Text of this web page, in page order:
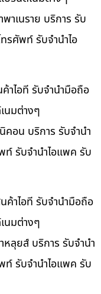
าเนราย บริการ รับ
รศัพท์ รับจำนำไอ
าไอที รับจำนำมือถือ
นมต่างๆ
อน บริการ รับจำนำ
ท์ รับจำนำไอแพค รับ
ค้าไอที รับจำนำมือถือ
นมต่างๆ
หลุยส์ บริการ รับจำนำ
ท์ รับจำนำไอแพค รับ